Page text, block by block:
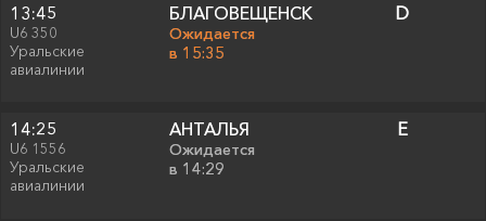
13:45
U6 350
Уральские
авиалинии
БЛАГОВЕЩЕНСК
Ожидается
в 15:35
D
14:25
U6 1556
Уральские
авиалинии
АНТАЛЬЯ
Ожидается
в 14:29
E